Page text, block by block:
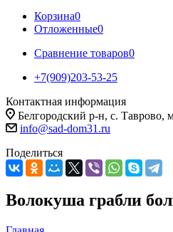
Корзина0
Отложенные0
Сравнение товаров0
+7(909)203-53-25
Контактная информация
Белгородский р-н, с.
info@sad-dom31.ru
Поделиться
Волокуша грабли